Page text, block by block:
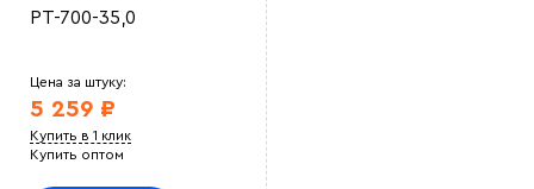
РТ-700-35,0
Цена за штуку:
5 259 ₽
Купить в 1 клик
Купить оптом